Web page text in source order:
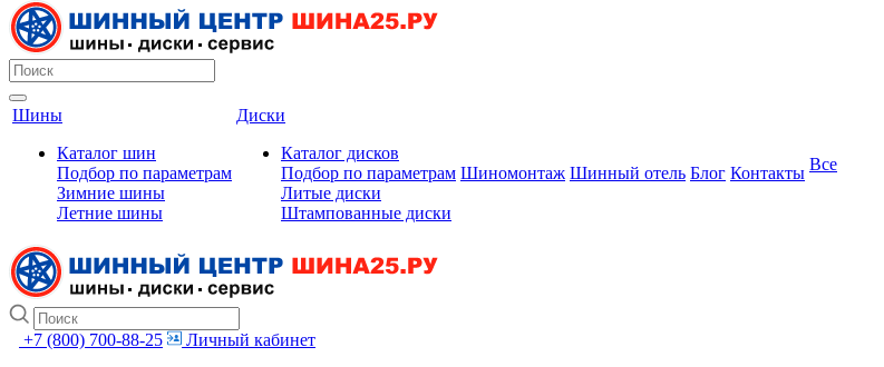
Шины
Каталог шин
Подбор по параметрам
Зимние шины
Летние шины
Диски
Каталог дисков
Подбор по параметрам
Литые диски
Штампованные диски
Шиномонтаж Шинный отель Блог Контакты Все
+7 (800) 700-88-25
Личный кабинет